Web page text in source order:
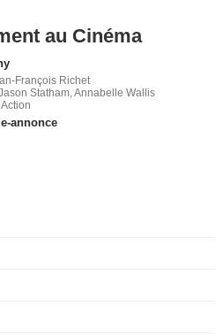
au Cinéma
François Richet
Statham, Annabelle Wallis
annonce